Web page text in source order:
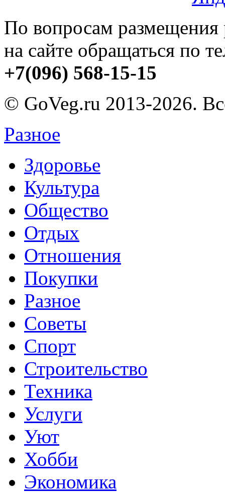
По вопросам размещения
на сайте обращаться по
+7(096) 568-15-15
© GoVeg.ru 2013-2026.
Разное
Здоровье
Культура
Общество
Отдых
Отношения
Покупки
Разное
Советы
Спорт
Строительство
Техника
Услуги
Уют
Хобби
Экономика